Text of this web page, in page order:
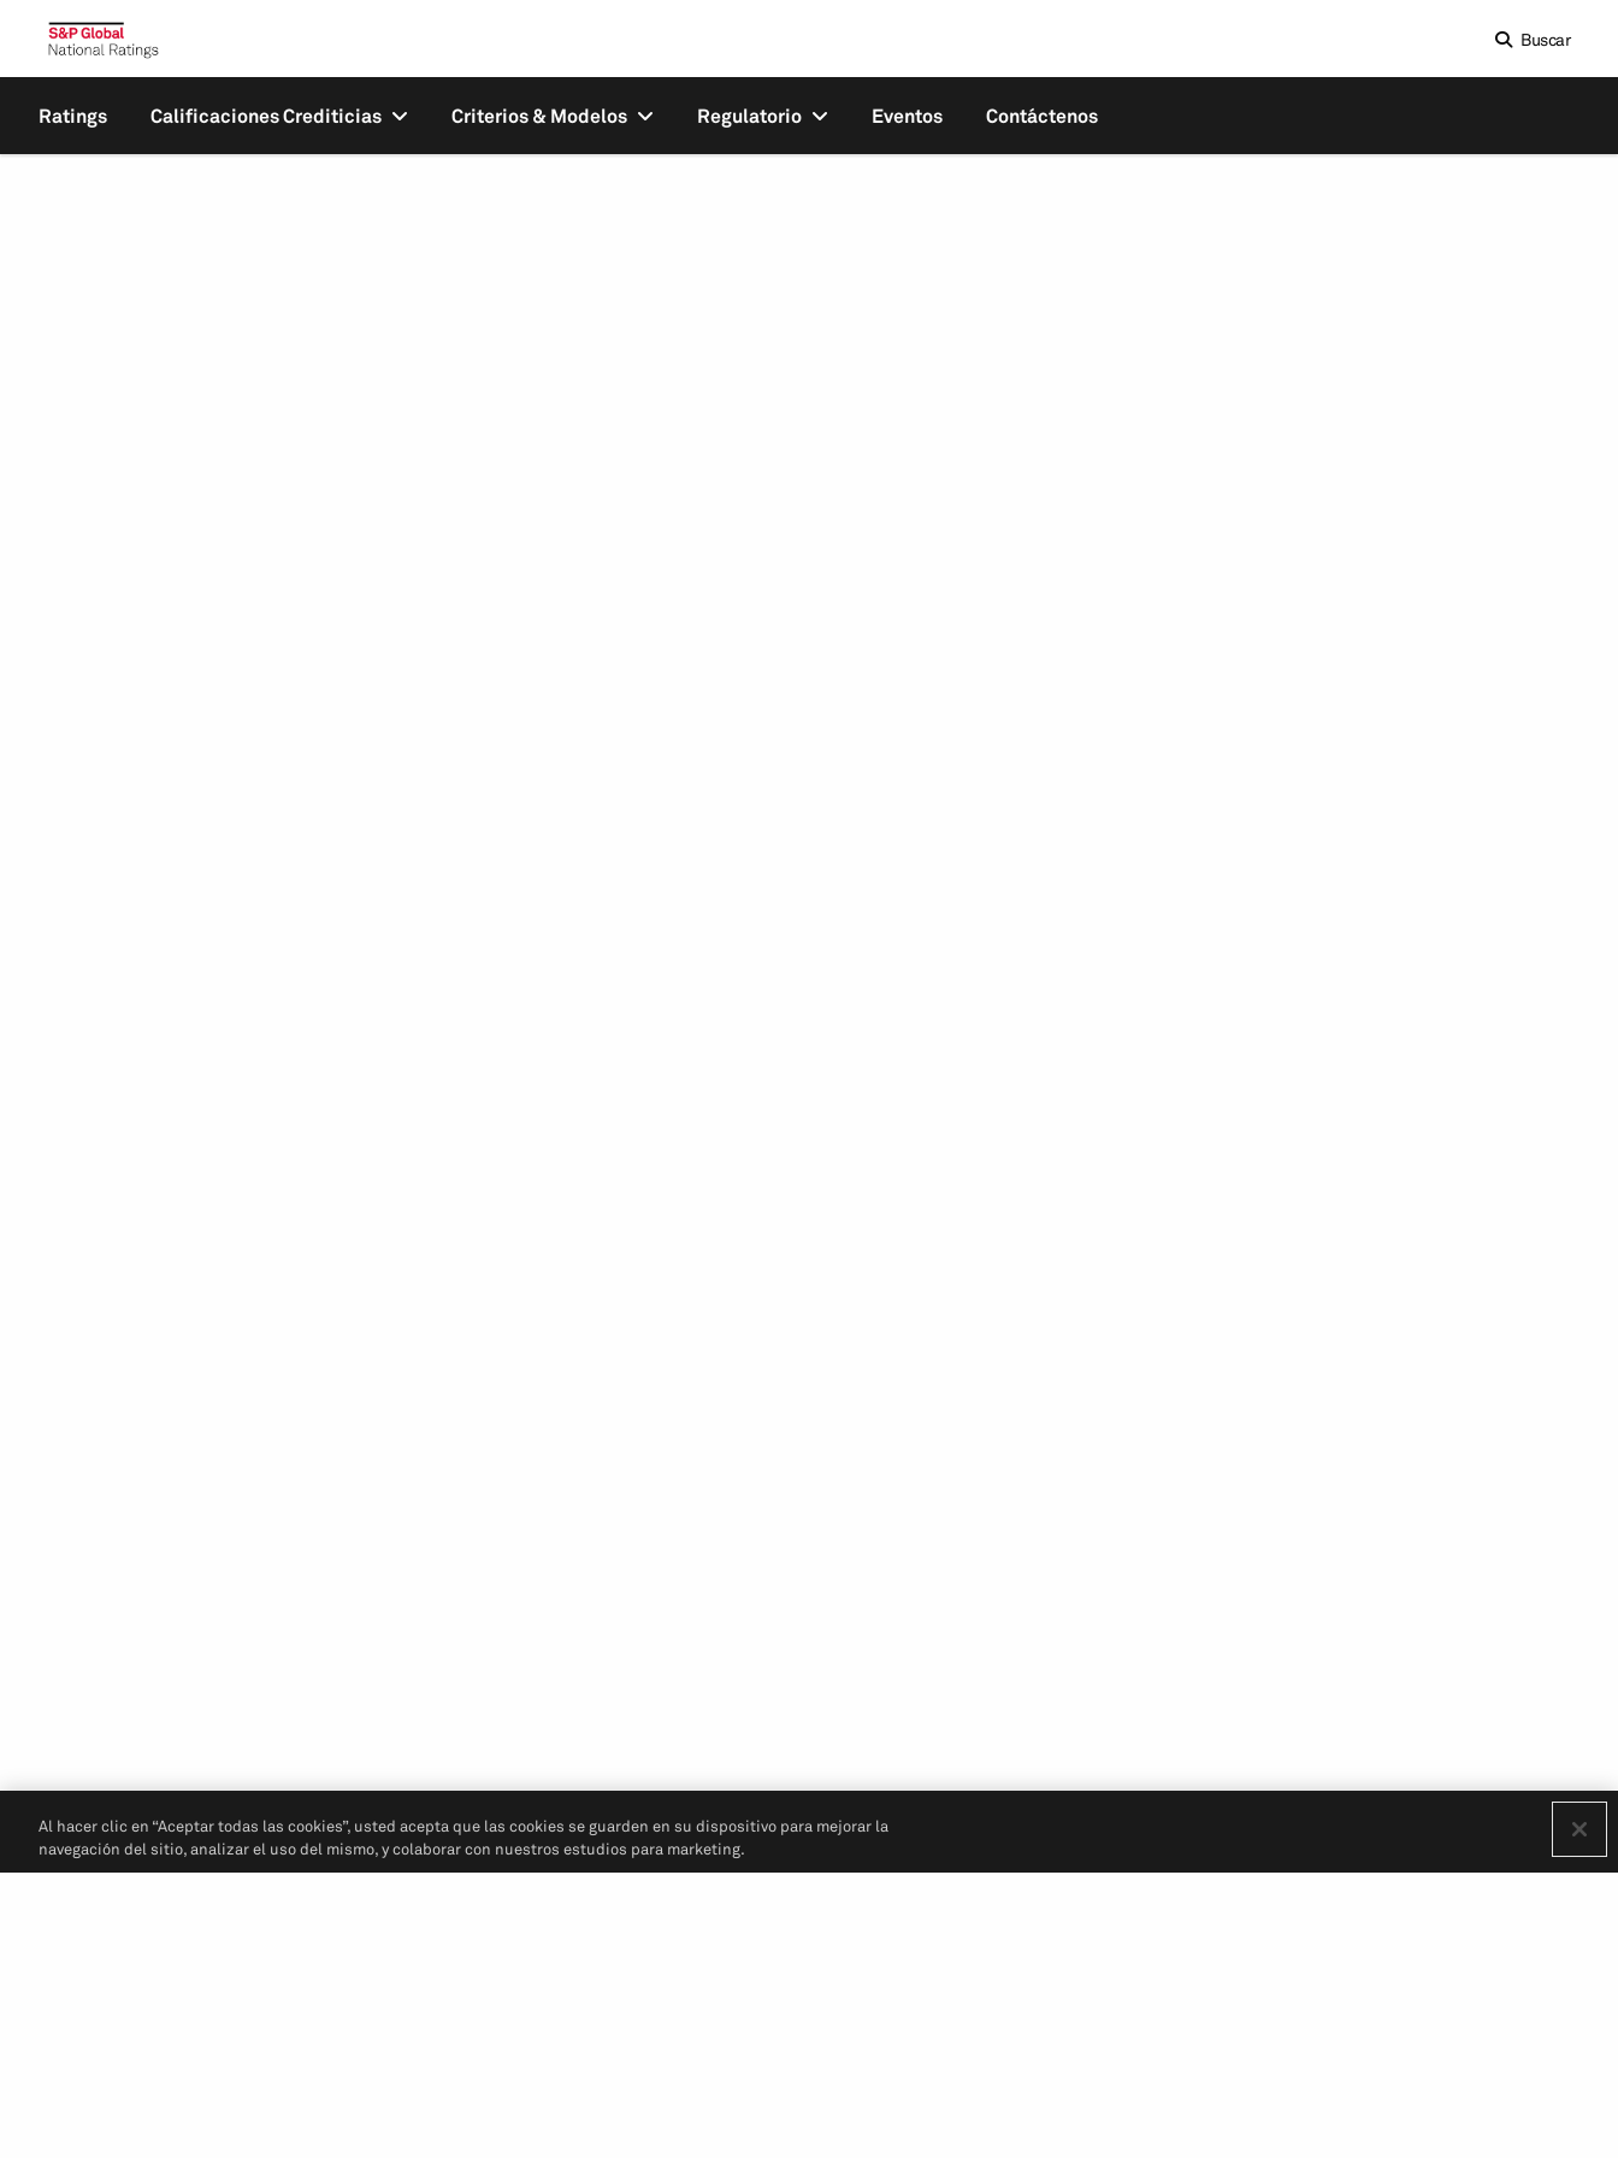
Buscar
Ratings Calificaciones Crediticias Criterios & Modelos Regulatorio Eventos Contáctenos
Al hacer clic en “Aceptar todas las cookies”, usted acepta que las cookies se guarden en su dispositivo para mejorar la
navegación del sitio, analizar el uso del mismo, y colaborar con nuestros estudios para marketing.